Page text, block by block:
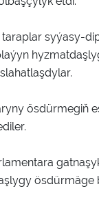
syýasy-
ösdürmegiň
ösdürmäge